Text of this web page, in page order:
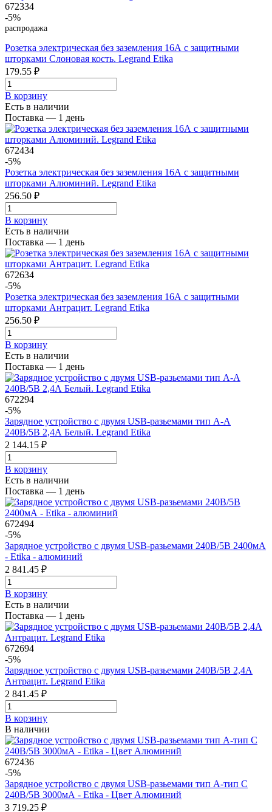
672334
-5%
распродажа
Розетка электрическая без заземления 16А с защитными
шторками Слоновая кость. Legrand Etika
179.55 ₽
В корзинy
Есть в наличии
Поставка — 1 день
672434
-5%
Розетка электрическая без заземления 16А с защитными
шторками Алюминий. Legrand Etika
256.50 ₽
В корзинy
Есть в наличии
Поставка — 1 день
672634
-5%
Розетка электрическая без заземления 16А с защитными
шторками Антрацит. Legrand Etika
256.50 ₽
В корзинy
Есть в наличии
Поставка — 1 день
672294
-5%
Зарядное устройство с двумя USB-разьемами тип А-А
240В/5В 2,4А Белый. Legrand Etika
2 144.15 ₽
В корзинy
Есть в наличии
Поставка — 1 день
672494
-5%
Зарядное устройство с двумя USB-разьемами 240В/5В 2400мА
- Etika - алюминий
2 841.45 ₽
В корзинy
Есть в наличии
Поставка — 1 день
672694
-5%
Зарядное устройство с двумя USB-разьемами 240В/5В 2,4А
Антрацит. Legrand Etika
2 841.45 ₽
В корзинy
В наличии
672436
-5%
Зарядное устройство с двумя USB-разьемами тип A-тип С
240В/5В 3000мА - Etika - Цвет Алюминий
3 719.25 ₽